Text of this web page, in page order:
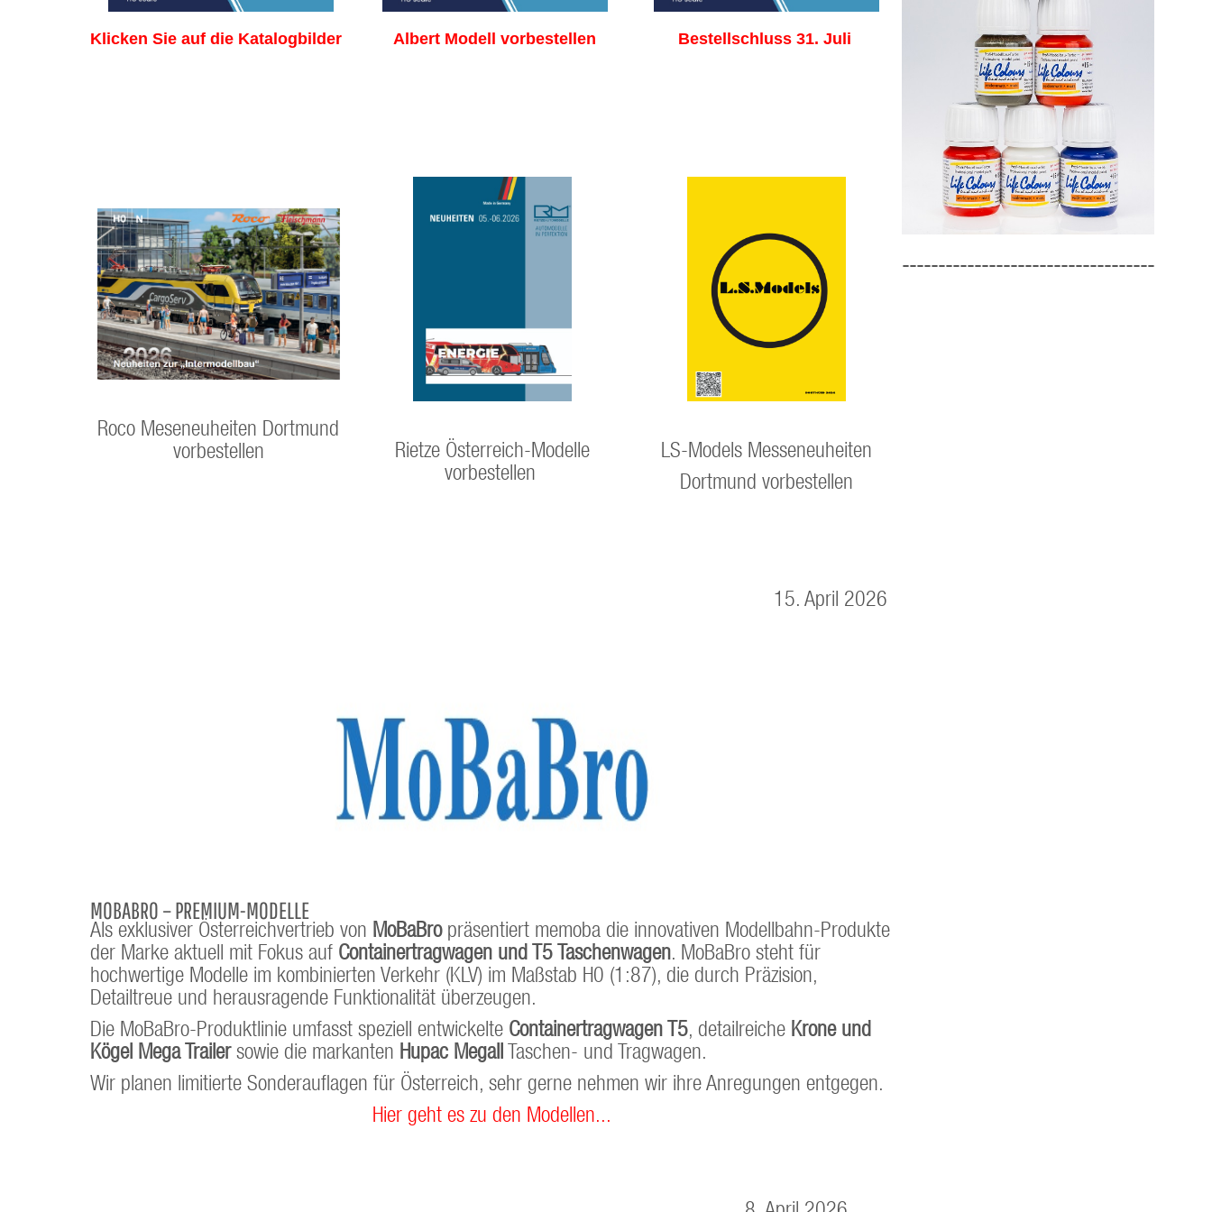
Klicken Sie auf die Katalogbilder Albert Modell vorbestellen Bestellschluss 31. Juli
Roco Meseneuheiten Dortmund
vorbestellen
Rietze Österreich-Modelle
vorbestellen
LS-Models Messeneuheiten
Dortmund vorbestellen
15. April 2026
MOBABRO – PREMIUM-MODELLE
Als exklusiver Österreichvertrieb von MoBaBropräsentiert memoba die innovativen Modellbahn-Produkte
der Marke aktuell mit Fokus auf Containertragwagen und T5 Taschenwagen. MoBaBro steht für
hochwertige Modelle im kombinierten Verkehr (KLV) im Maßstab H0 (1:87), die durch Präzision,
Detailtreue und herausragende Funktionalität überzeugen.
Die MoBaBro-Produktlinie umfasst speziell entwickelte Containertragwagen T5, detailreiche Krone und
Kögel Mega Trailersowie die markanten Hupac MegaII Taschen- und Tragwagen.
Wir planen limitierte Sonderauflagen für Österreich, sehr gerne nehmen wir ihre Anregungen entgegen.
Hier geht es zu den Modellen...
-----------------------------------